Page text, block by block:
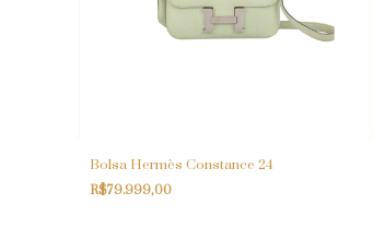
Bolsa Hermès Constance 24
R$79.999,00